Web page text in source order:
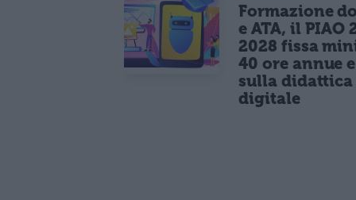
Formazione
e ATA, il PIAO
2028 fissa
40 ore annue
sulla didattica
digitale